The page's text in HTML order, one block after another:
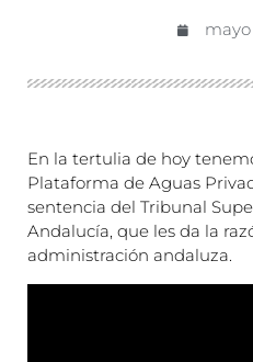
mayo
En la tertulia de hoy
Plataforma de Aguas
sentencia del Tribunal
Andalucía, que les da la
administración andaluza.